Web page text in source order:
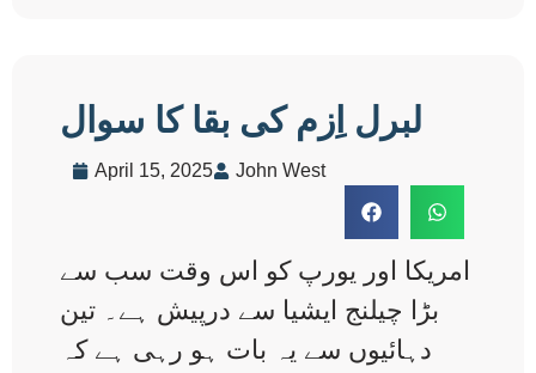
لبرل اِزم کی بقا کا سوال
April 15, 2025 John West
امریکا اور یورپ کو اس وقت سب سے
بڑا چیلنج ایشیا سے درپیش ہے۔ تین
دہائیوں سے یہ بات ہو رہی ہے کہ